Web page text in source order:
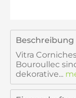
Beschreibung
Vitra
Bouroullec
dekorative...